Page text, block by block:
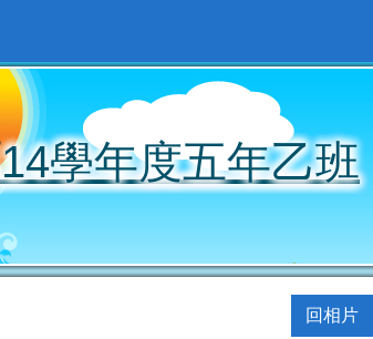
學年度五年乙班
回相片